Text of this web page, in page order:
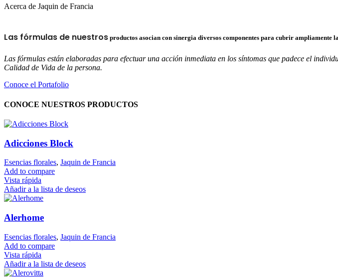
Acerca de Jaquin de Francia
Las fórmulas de nuestros productos asocian con sinergia diversos componentes para cubrir ampliamente
Las fórmulas están elaboradas para efectuar una acción inmediata en los síntomas que padece el
Calidad de Vida de la persona.
Conoce el Portafolio
CONOCE NUESTROS PRODUCTOS
Adicciones Block
Esencias florales, Jaquin de Francia
Add to compare
Vista rápida
Añadir a la lista de deseos
Alerhome
Esencias florales, Jaquin de Francia
Add to compare
Vista rápida
Añadir a la lista de deseos